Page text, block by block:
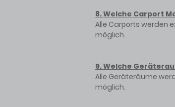
8. Welche Carport
Alle Carports werden
möglich.
9. Welche
Alle Geräteräume
möglich.